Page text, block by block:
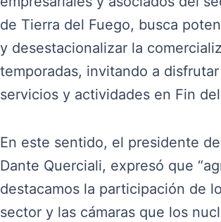
de Tierra del Fuego, busca
y desestacionalizar la
temporadas, invitando a
servicios y actividades en Fin
En este sentido, el presidente
Dante Querciali, expresó que
destacamos la participación de
sector y las cámaras que los